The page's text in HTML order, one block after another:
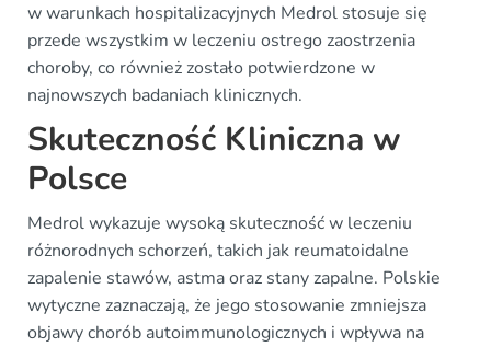
w warunkach hospitalizacyjnych Medrol stosuje się
przede wszystkim w leczeniu ostrego zaostrzenia
choroby, co również zostało potwierdzone w
najnowszych badaniach klinicznych.
Skuteczność Kliniczna w
Polsce
Medrol wykazuje wysoką skuteczność w leczeniu
różnorodnych schorzeń, takich jak reumatoidalne
zapalenie stawów, astma oraz stany zapalne. Polskie
wytyczne zaznaczają, że jego stosowanie zmniejsza
objawy chorób autoimmunologicznych i wpływa na